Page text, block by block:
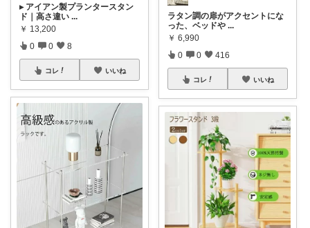
▸ アイアン製プランタースタン
ド｜高さ違い ...
￥ 13,200
0 0 8
コレ いいね
ラタン調の扉がアクセントにな
った、ベッドや ...
￥ 6,990
0 0 416
コレ いいね